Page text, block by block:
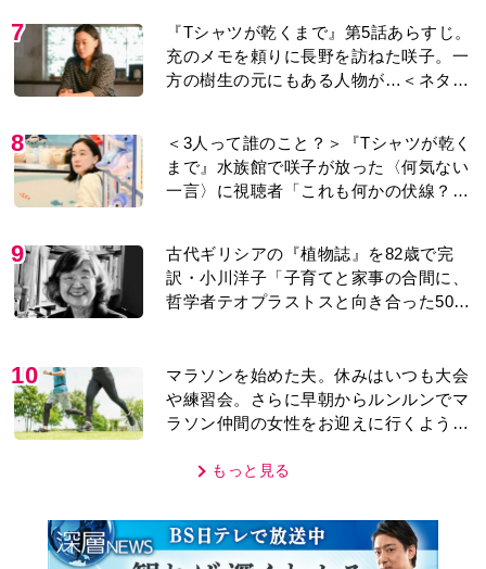
7
『Tシャツが乾くまで』第5話あらすじ。
充のメモを頼りに長野を訪ねた咲子。一
方の樹生の元にもある人物が…＜ネタバ
8
＜3人って誰のこと？＞『Tシャツが乾く
まで』水族館で咲子が放った〈何気ない
一言〉に視聴者「これも何かの伏線？」
9
古代ギリシアの『植物誌』を82歳で完
訳・小川洋子「子育てと家事の合間に、
哲学者テオプラストスと向き合った50
10
マラソンを始めた夫。休みはいつも大会
や練習会。さらに早朝からルンルンでマ
ラソン仲間の女性をお迎えに行くように
もっと見る